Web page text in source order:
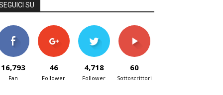
SU
16,793
Fan
46
Follower
4,718
Follower
60
Sottoscrittori